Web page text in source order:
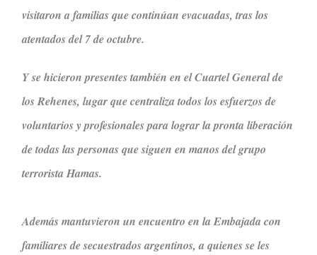
visitaron a familias que continúan evacuadas, tras los
atentados del 7 de octubre.
Y se hicieron presentes también en el Cuartel General de
los Rehenes, lugar que centraliza todos los esfuerzos de
voluntarios y profesionales para lograr la pronta liberación
de todas las personas que siguen en manos del grupo
terrorista Hamas.
Además mantuvieron un encuentro en la Embajada con
familiares de secuestrados argentinos, a quienes se les